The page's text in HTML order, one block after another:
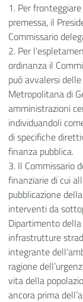
1. Per
premessa, il
Commissario
2. Per
ordinanza il
può avvalersi
Metropolitana di
amministrazioni
individuandoli
di specifiche
finanza pubblica.
3. Il Commissario
finanziarie di cui
pubblicazione
interventi da
Dipartimento
infrastrutture
integrante
ragione
vita della
ancora prima